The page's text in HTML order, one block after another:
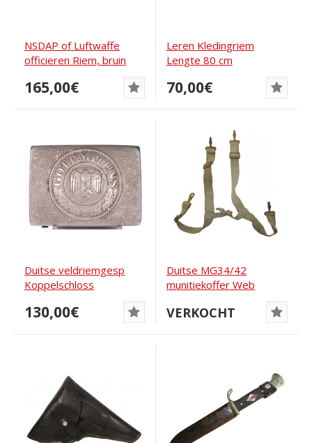
NSDAP of Luftwaffe
officieren Riem, bruin
165,00€
Leren Kledingriem
Lengte 80 cm
70,00€
Duitse veldriemgesp
Koppelschloss
130,00€
Duitse MG34/42
munitiekoffer Web
Carrier H-Straps Set,
1942
VERKOCHT